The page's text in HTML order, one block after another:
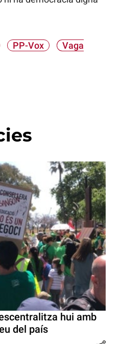
PP-Vox
Vaga
hui amb
del país